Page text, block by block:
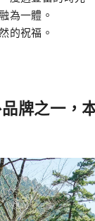
為一體。
的祝福。
牌之一，